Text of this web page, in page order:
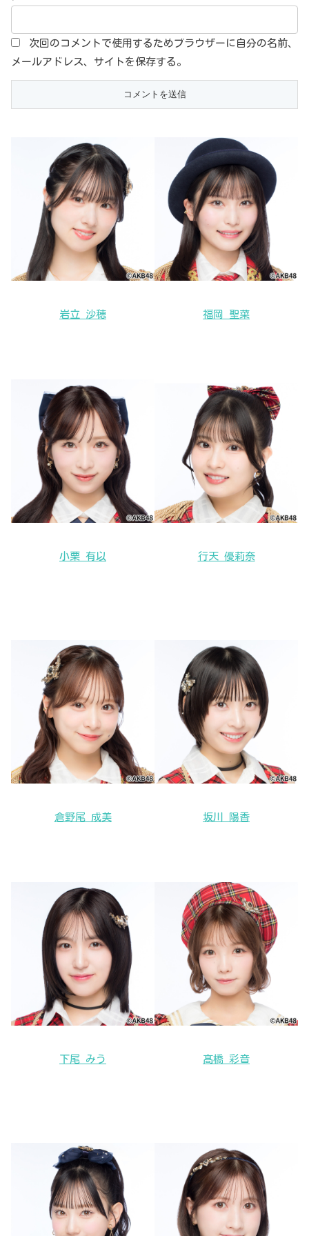
次回のコメントで使用するためブラウザーに自分の名前、
メールアドレス、サイトを保存する。
岩立 沙穂 福岡 聖菜
小栗 有以 行天 優莉奈
倉野尾 成美 坂川 陽香
下尾 みう 髙橋 彩音